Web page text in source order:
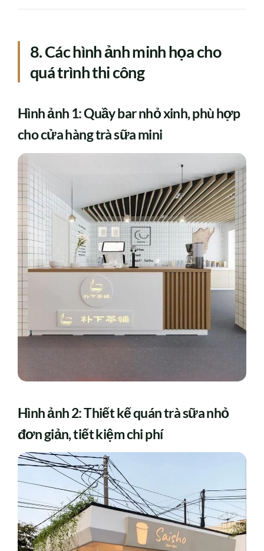
8. Các hình ảnh minh họa cho
quá trình thi công
Hình ảnh 1: Quầy bar nhỏ xinh, phù hợp
cho cửa hàng trà sữa mini
Hình ảnh 2: Thiết kế quán trà sữa nhỏ
đơn giản, tiết kiệm chi phí